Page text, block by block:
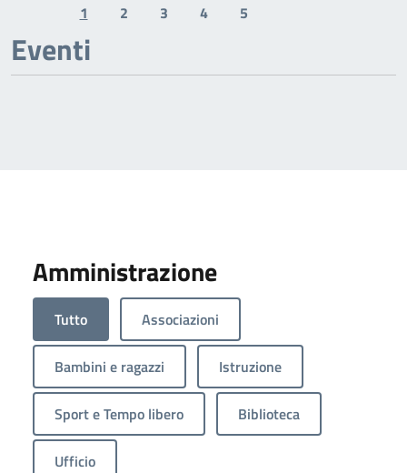
Previous page
1 2 3 4 5
Eventi
Amministrazione
Tutto Associazioni
Bambini e ragazzi Istruzione
Sport e Tempo libero Biblioteca
Ufficio